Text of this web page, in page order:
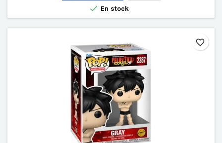
 En stock
favorite_border